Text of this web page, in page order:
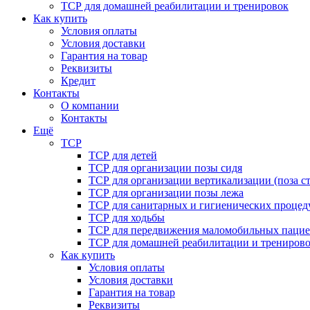
ТСР для домашней реабилитации и тренировок
Как купить
Условия оплаты
Условия доставки
Гарантия на товар
Реквизиты
Кредит
Контакты
О компании
Контакты
Ещё
ТСР
ТСР для детей
ТСР для организации позы сидя
ТСР для организации вертикализации (поза
ТСР для организации позы лежа
ТСР для санитарных и гигиенических
ТСР для ходьбы
ТСР для передвижения маломобильных
ТСР для домашней реабилитации и
Как купить
Условия оплаты
Условия доставки
Гарантия на товар
Реквизиты